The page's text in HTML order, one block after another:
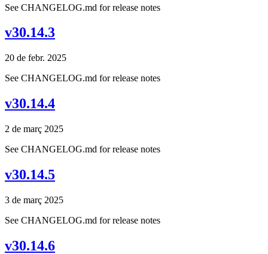
See CHANGELOG.md for release notes
v30.14.3
20 de febr. 2025
See CHANGELOG.md for release notes
v30.14.4
2 de març 2025
See CHANGELOG.md for release notes
v30.14.5
3 de març 2025
See CHANGELOG.md for release notes
v30.14.6